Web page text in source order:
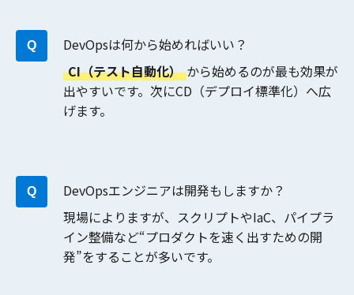
DevOpsは何から始めればいい？
CI（テスト自動化） から始めるのが最も効果が
出やすいです。次にCD（デプロイ標準化）へ広
げます。
DevOpsエンジニアは開発もしますか？
現場によりますが、スクリプトやIaC、パイプラ
イン整備など“プロダクトを速く出すための開
発”をすることが多いです。